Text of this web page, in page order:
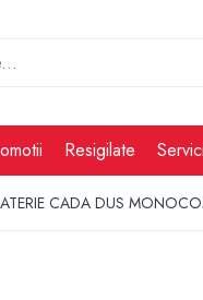
Resigilate
CADA DUS